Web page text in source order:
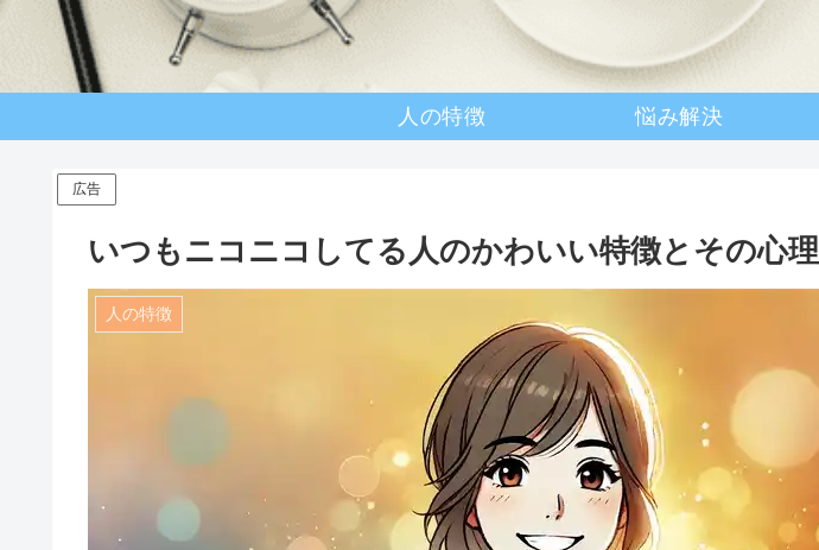
人の特徴 悩み解決
広告
いつもニコニコしてる人のかわいい特徴とその心理
人の特徴